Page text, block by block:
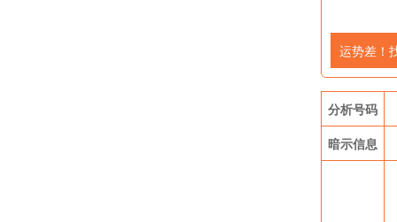
运势差！
分析号码
暗示信息